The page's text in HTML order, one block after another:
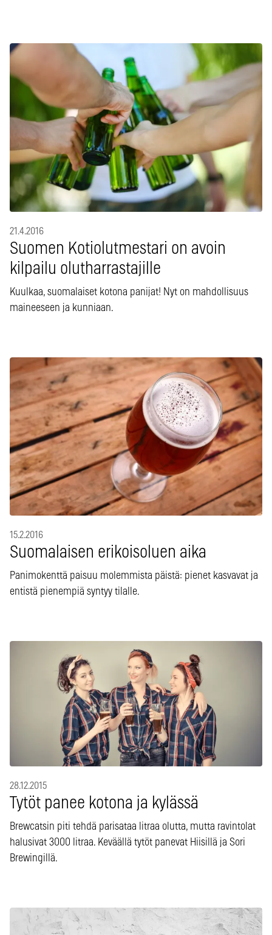
21.4.2016
Suomen Kotiolutmestari on avoin
kilpailu olutharrastajille
Kuulkaa, suomalaiset kotona panijat! Nyt on mahdollisuus
maineeseen ja kunniaan.
15.2.2016
Suomalaisen erikoisoluen aika
Panimokenttä paisuu molemmista päistä: pienet kasvavat ja
entistä pienempiä syntyy tilalle.
28.12.2015
Tytöt panee kotona ja kylässä
Brewcatsin piti tehdä parisataa litraa olutta, mutta ravintolat
halusivat 3000 litraa. Keväällä tytöt panevat Hiisillä ja Sori
Brewingillä.